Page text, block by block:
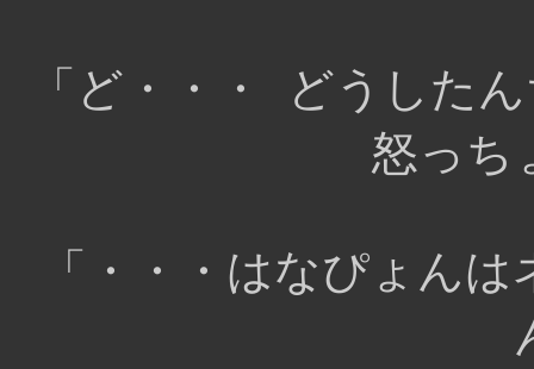
「ど・・・ どうした
怒っち
「・・・はなぴょんは